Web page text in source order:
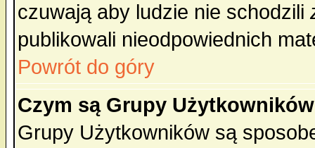
czuwają aby ludzie nie schodzili
publikowali nieodpowiednich
Powrót do góry
Czym są Grupy
Grupy Użytkowników są